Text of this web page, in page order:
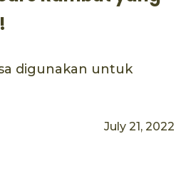
digunakan untuk
July 21, 2022